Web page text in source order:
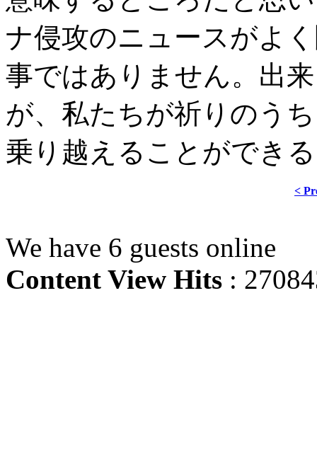
ナ侵攻のニュースがよ
事ではありません。出
が、私たちが祈りのう
乗り越えることができ
<
We have 6 guests online
Content View Hits :